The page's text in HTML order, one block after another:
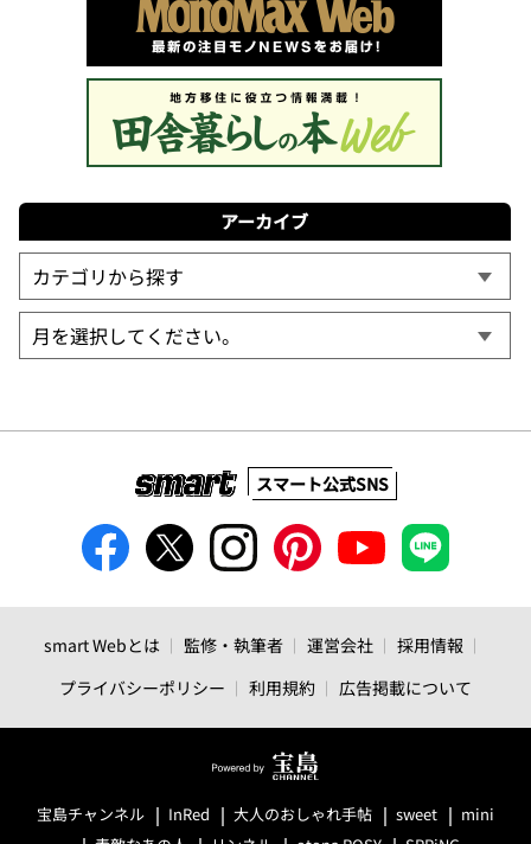
アーカイブ
スマート公式SNS
smart Webとは 監修・執筆者 運営会社
採用情報
プライバシーポリシー
利用規約 広告掲載について
宝島チャンネル InRed 大人のおしゃれ手帖 sweet
mini